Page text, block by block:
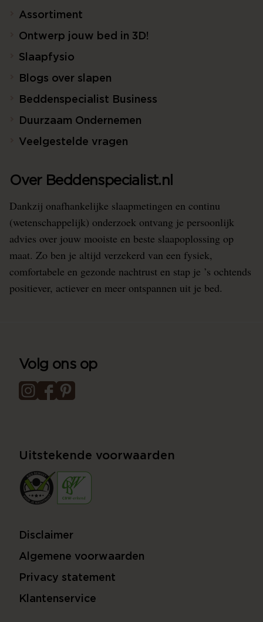
Assortiment
Ontwerp jouw bed in 3D!
Slaapfysio
Blogs over slapen
Beddenspecialist Business
Duurzaam Ondernemen
Veelgestelde vragen
Over Beddenspecialist.nl
Dankzij onafhankelijke slaapmetingen en continu
(wetenschappelijk) onderzoek ontvang je persoonlijk
advies over jouw mooiste en beste slaapoplossing op
maat. Zo ben je altijd verzekerd van een fysiek,
comfortabele en gezonde nachtrust en stap je ’s ochtends
positiever, actiever en meer ontspannen uit je bed.
Volg ons op
Uitstekende voorwaarden
Disclaimer
Algemene voorwaarden
Privacy statement
Klantenservice